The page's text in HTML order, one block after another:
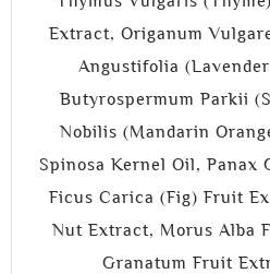
Extract, Origanum
Angustifolia
Butyrospermum Parkii
Nobilis (Mandarin
Spinosa Kernel Oil, Panax
Ficus Carica (Fig) Fruit
Nut Extract, Morus Alba
Granatum Fruit